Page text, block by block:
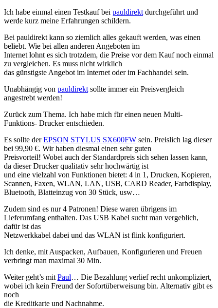
Ich habe einmal einen Testkauf bei pauldirekt durchgeführt und
werde kurz meine Erfahrungen schildern.
Bei pauldirekt kann so ziemlich alles gekauft werden, was einen
beliebt. Wie bei allen anderen Angeboten im
Internet lohnt es sich trotzdem, die Preise vor dem Kauf noch einmal
zu vergleichen. Es muss nicht wirklich
das günstigste Angebot im Internet oder im Fachhandel sein.
Unabhängig von pauldirekt sollte immer ein Preisvergleich
angestrebt werden!
Zurück zum Thema. Ich habe mich für einen neuen Multi-
Funktions- Drucker entschieden.
Es sollte derEPSON STYLUS SX600FW sein. Preislich lag dieser
bei 99,90 €. Wir haben diesmal einen sehr guten
Preisvorteil! Wobei auch der Standardpreis sich sehen lassen kann,
da dieser Drucker qualitativ sehr hochwärtig ist
und eine vielzahl von Funktionen bietet: 4 in 1, Drucken, Kopieren,
Scannen, Faxen, WLAN, LAN, USB, CARD Reader, Farbdisplay,
Bluetooth, Blatteinzug von 30 Stück, usw…
Zudem sind es nur 4 Patronen! Diese waren übrigens im
Lieferumfang enthalten. Das USB Kabel sucht man vergeblich,
dafür ist das
Netzwerkkabel dabei und das WLAN ist flink konfiguriert.
Ich denke, mit Auspacken, Aufbauen, Konfigurieren und Freuen
verbringt man maximal 30 Min.
Weiter geht’s mit Paul… Die Bezahlung verlief recht unkompliziert,
wobei ich kein Freund der Sofortüberweisung bin. Alternativ gibt es
noch
die Kreditkarte und Nachnahme.